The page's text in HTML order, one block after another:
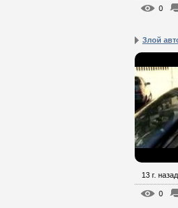
0
Злой
13 г. назад
0